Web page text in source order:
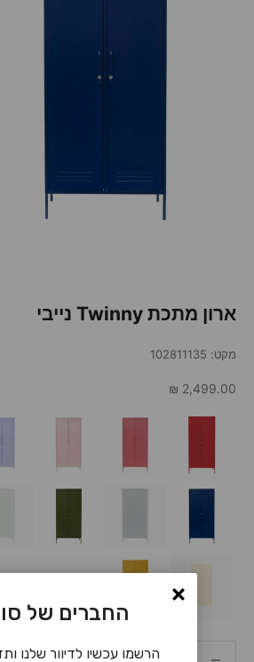
ארון מתכת Twinny נייבי
מקט: 102811135
מחיר מבצע
2,499.00 ₪
הקטנת הכמות
החברים של
הרשמו עכשיו לדיוור שלנו